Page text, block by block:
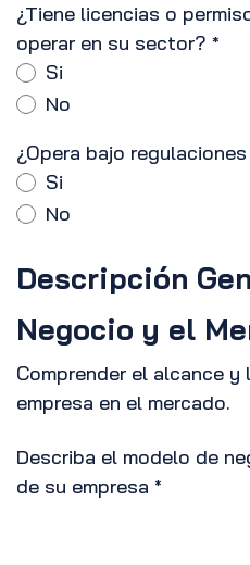
¿Tiene licencias o
operar en su sector? *
Si
No
¿Opera bajo
Si
No
Descripción
Negocio y el
Comprender el alcance y
empresa en el mercado.
Describa el modelo de
de su empresa *